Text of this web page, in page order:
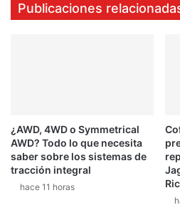
Publicaciones
¿AWD, 4WD o Symmetrical
AWD? Todo lo que necesita
saber sobre los sistemas de
tracción integral
hace 11 horas